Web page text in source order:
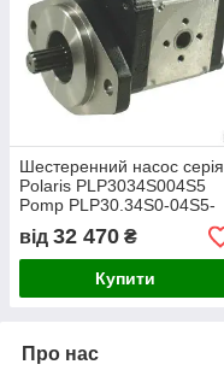
Шестеренний насос серія
Polaris PLP3034S004S5
Pomp PLP30.34S0-04S5-
від 32 470 ₴
Купити
Про нас